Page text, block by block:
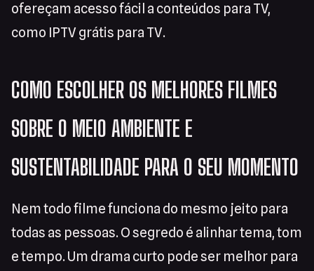
ofereçam acesso fácil a conteúdos para TV,
como IPTV grátis para TV.
COMO ESCOLHER OS MELHORES FILMES
SOBRE O MEIO AMBIENTE E
SUSTENTABILIDADE PARA O SEU MOMENTO
Nem todo filme funciona do mesmo jeito para
todas as pessoas. O segredo é alinhar tema, tom
e tempo. Um drama curto pode ser melhor para